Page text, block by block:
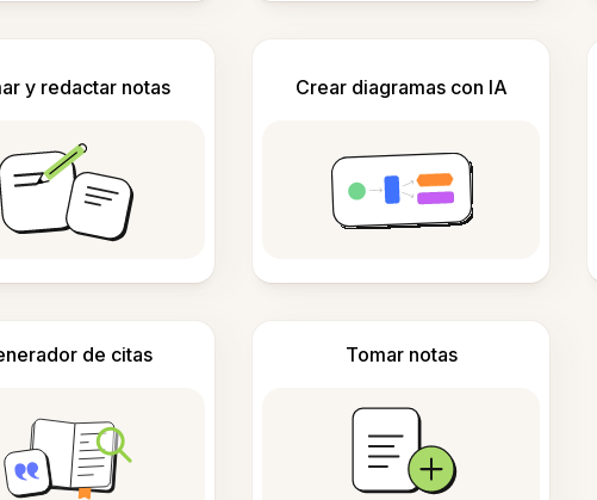
y redactar notas Crear diagramas con IA
de citas Tomar notas